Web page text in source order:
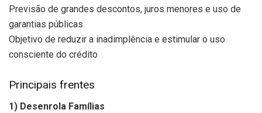
Previsão de grandes descontos, juros menores e uso de
garantias públicas
Objetivo de reduzir a inadimplência e estimular o uso
consciente do crédito
Principais frentes
1) Desenrola Famílias